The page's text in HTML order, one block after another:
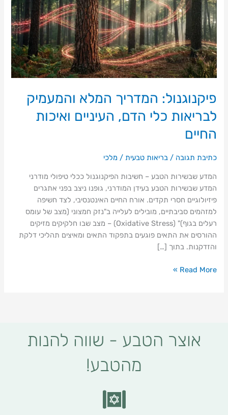
פיקנוגנול: המדריך המלא והמעמיק
לבריאות כלי הדם, העיניים ואיכות
החיים
כתיבת תגובה /בריאות טבעית / מלכי
המדע שבשירות הטבע – חשיבות הפיקנוגנול ככלי טיפולי מודרני
המדע שבשירות הטבע בעידן המודרני, גופנו ניצב בפני אתגרים
פיזיולוגיים חסרי תקדים. אורח החיים האינטנסיבי, לצד חשיפה
למזהמים סביבתיים, מובילים לעלייה ב"נזק חמצוני (מצב של עומס
רעלים בגוף)" (Oxidative Stress) – מצב שבו חלקיקים מזיקים
ההורסים את התאים פוגעים בתפקוד התאים ומאיצים תהליכי דלקת
והזדקנות. בתוך […]
והמעמיק
לבריאות
כלי
הדם,
העיניים
ואיכות
החיים
Read More »
אוצר הטבע - שווה להנות
מהטבע!